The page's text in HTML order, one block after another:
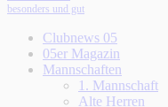
besonders und gut
Clubnews 05
05er Magazin
Mannschaften
1. Mannschaft
Alte Herren